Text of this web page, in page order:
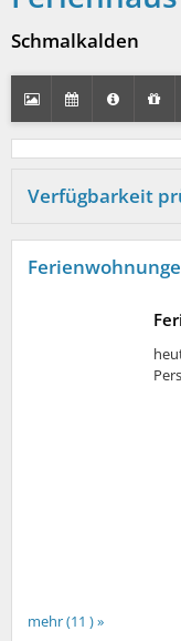
Schmalkalden
Verfügbarkeit
mehr (11 ) »